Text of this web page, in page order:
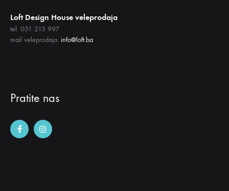
Loft Design House veleprodaja
tel: 051 213 997
mail veleprodaja: info@loft.ba
Pratite nas